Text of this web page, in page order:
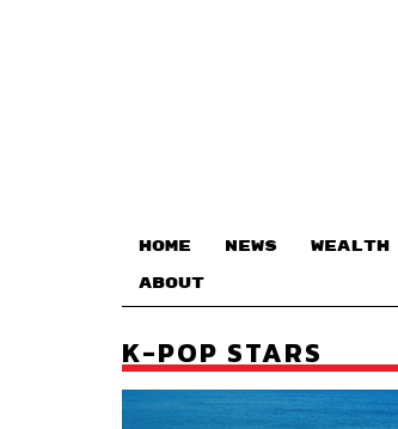
HOME NEWS WEALTH
ABOUT
K-POP STARS